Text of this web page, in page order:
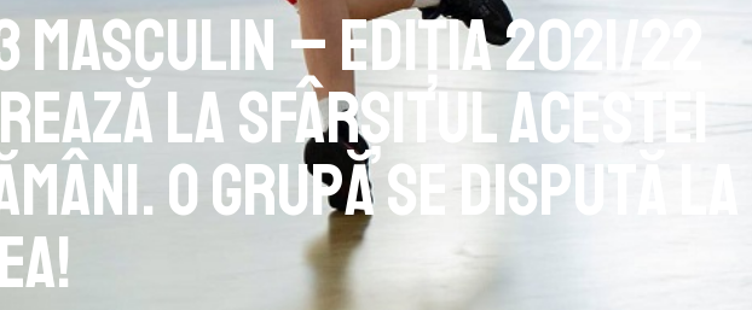
Masculin – ediția 2021/22
la sfârșitul acestei
O grupă se dispută la